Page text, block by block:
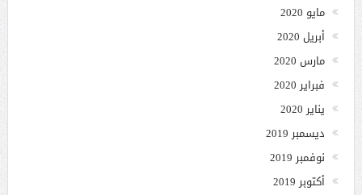
مايو 2020
أبريل 2020
مارس 2020
فبراير 2020
يناير 2020
ديسمبر 2019
نوفمبر 2019
أكتوبر 2019